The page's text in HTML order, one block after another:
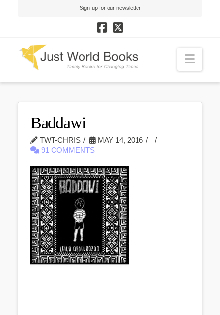
Sign-up for our newsletter
Baddawi
TWT-CHRIS
MAY 14, 2016
91 COMMENTS